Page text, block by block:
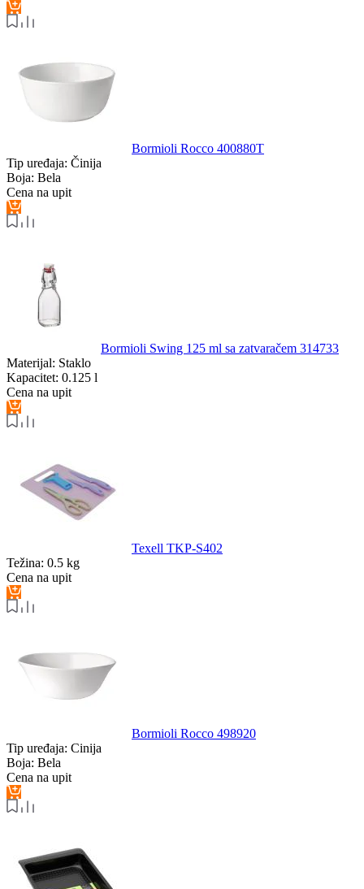
Bormioli Rocco 400880T
Tip uređaja: Činija
Boja: Bela
Cena na upit
Bormioli Swing 125 ml sa zatvaračem 314733
Materijal: Staklo
Kapacitet: 0.125 l
Cena na upit
Texell TKP-S402
Težina: 0.5 kg
Cena na upit
Bormioli Rocco 498920
Tip uređaja: Cinija
Boja: Bela
Cena na upit